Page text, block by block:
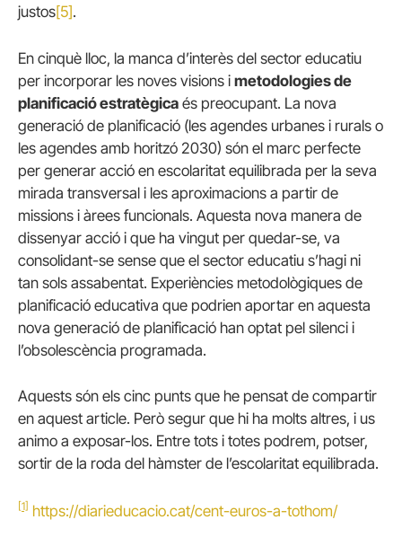
justos[5].
En cinquè lloc, la manca d’interès del sector educatiu
per incorporar les noves visions i metodologies de
planificació estratègica és preocupant. La nova
generació de planificació (les agendes urbanes i rurals o
les agendes amb horitzó 2030) són el marc perfecte
per generar acció en escolaritat equilibrada per la seva
mirada transversal i les aproximacions a partir de
missions i àrees funcionals. Aquesta nova manera de
dissenyar acció i que ha vingut per quedar-se, va
consolidant-se sense que el sector educatiu s’hagi ni
tan sols assabentat. Experiències metodològiques de
planificació educativa que podrien aportar en aquesta
nova generació de planificació han optat pel silenci i
l’obsolescència programada.
Aquests són els cinc punts que he pensat de compartir
en aquest article. Però segur que hi ha molts altres, i us
animo a exposar-los. Entre tots i totes podrem, potser,
sortir de la roda del hàmster de l’escolaritat equilibrada.
[1] https://diarieducacio.cat/cent-euros-a-tothom/